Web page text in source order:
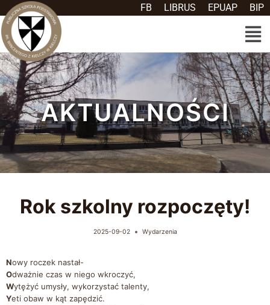
FB LIBRUS EPUAP BIP
AKTUALNOŚCI
Rok szkolny rozpoczęty!
2025-09-02 Wydarzenia
Nowy roczek nastał-
Odważnie czas w niego wkroczyć,
Wytężyć umysły, wykorzystać talenty,
Yeti obaw w kąt zapędzić.